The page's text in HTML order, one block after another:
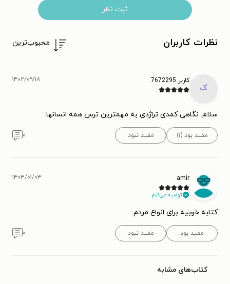
ثبت نظر
نظرات کاربران محبوب‌ترین
ک
کاربر 7672295 ۱۴۰۲/۰۹/۱۸
سلام. نگاهی کمدی تراژدی به مهمترین ترس همه انسانها.
مفید بود (۱) مفید نبود ۰
amir
توصیه می‌کنم.
۱۴۰۳/۰۱/۰۳
کتابه خوبیه برای انواع مردم
مفید بود مفید نبود ۰
کتاب‌های مشابه